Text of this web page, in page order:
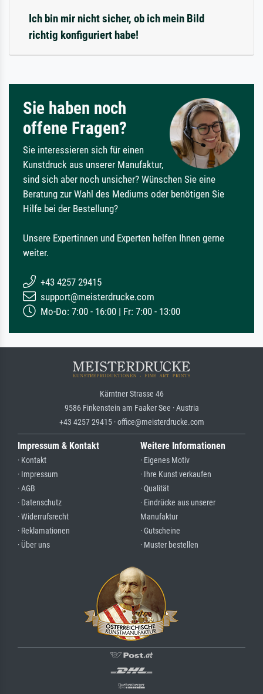
Ich bin mir nicht sicher, ob ich mein Bild
richtig konfiguriert habe!
Sie haben noch
offene Fragen?
Sie interessieren sich für einen
Kunstdruck aus unserer Manufaktur,
sind sich aber noch unsicher? Wünschen Sie eine
Beratung zur Wahl des Mediums oder benötigen Sie
Hilfe bei der Bestellung?
Unsere Expertinnen und Experten helfen Ihnen gerne
weiter.
+43 4257 29415
support@meisterdrucke.com
Mo-Do: 7:00 - 16:00 | Fr: 7:00 - 13:00
Kärntner Strasse 46
9586 Finkenstein am Faaker See · Austria
+43 4257 29415 · office@meisterdrucke.com
Impressum & Kontakt
· Kontakt
· Impressum
· AGB
· Datenschutz
· Widerrufsrecht
· Reklamationen
· Über uns
Weitere Informationen
· Eigenes Motiv
· Ihre Kunst verkaufen
· Qualität
· Eindrücke aus unserer
Manufaktur
· Gutscheine
· Muster bestellen